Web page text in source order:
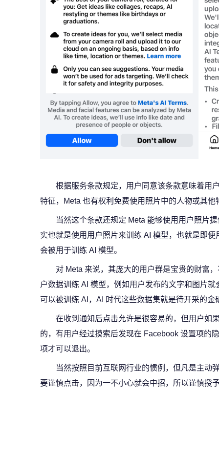
根据服务条款规定，用户同意该条款意味着用
特征，Meta 也有权利免费使用照片中的人物或其
当然这个条款还规定 Meta 能够使用用户照片
实也就是使用用户照片来训练 AI 模型，也就是即
会被用于训练 AI 模型。
对 Meta 来说，其庞大的用户群是宝贵的财富
户数据训练 AI 模型，例如用户发布的文字和图片
可以被训练 AI，AI 时代这些数据集就是待开采的金
在收到通知后点击允许是很容易的，但用户如
的，有用户经过摸索后发现在 Facebook 设置项的
项才可以退出。
当然按照目前互联网行业的惯例，但凡是主动
要谨慎点击，因为一不小心就会中招，所以谨慎授